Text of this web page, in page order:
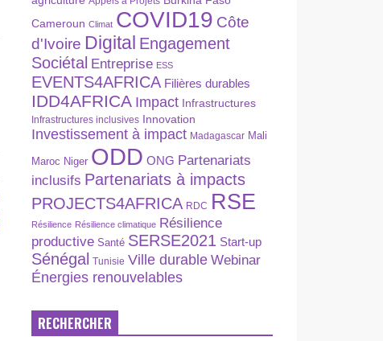
Cameroun Climat COVID19 Côte
d'Ivoire Digital Engagement
Sociétal Entreprise ESS
EVENTS4AFRICA Filières durables
IDD4AFRICA Impact Infrastructures
Infrastructures inclusives Innovation
Investissement à impact Madagascar Mali
Maroc Niger ODD ONG Partenariats
inclusifs Partenariats à impacts
PROJECTS4AFRICA RDC RSE
Résilience Résilience climatique Résilience
productive Santé SERSE2021 Start-up
Sénégal Tunisie Ville durable Webinar
Énergies renouvelables
RECHERCHER